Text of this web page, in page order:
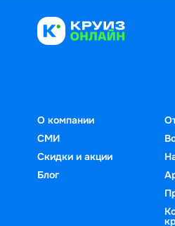
О компании
СМИ
Скидки и акции
Блог